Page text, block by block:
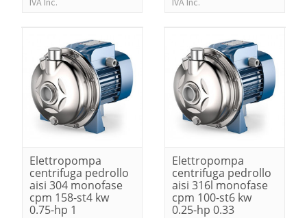
Elettropompa
centrifuga pedrollo
aisi 304 monofase
cpm 158-st4 kw
0.75-hp 1
Elettropompa
centrifuga pedrollo
aisi 316l monofase
cpm 100-st6 kw
0.25-hp 0.33